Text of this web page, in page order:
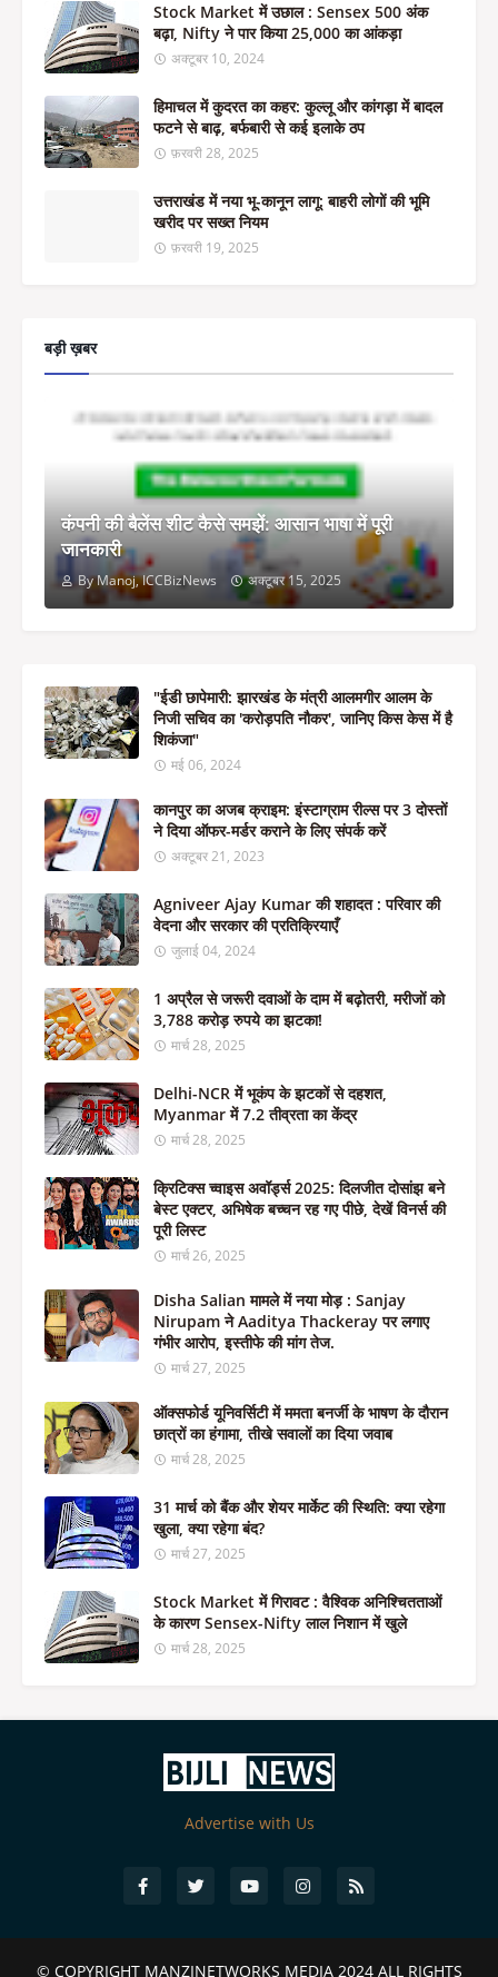
Stock Market में उछाल : Sensex 500 अंक
बढ़ा, Nifty ने पार किया 25,000 का आंकड़ा
अक्टूबर 10, 2024
हिमाचल में कुदरत का कहर: कुल्लू और कांगड़ा में बादल
फटने से बाढ़, बर्फबारी से कई इलाके ठप
फ़रवरी 28, 2025
उत्तराखंड में नया भू-कानून लागू: बाहरी लोगों की भूमि
खरीद पर सख्त नियम
फ़रवरी 19, 2025
बड़ी ख़बर
कंपनी की बैलेंस शीट कैसे समझें: आसान भाषा में पूरी
जानकारी
By Manoj, ICCBizNews अक्टूबर 15, 2025
"ईडी छापेमारी: झारखंड के मंत्री आलमगीर आलम के
निजी सचिव का 'करोड़पति नौकर', जानिए किस केस में है
शिकंजा"
मई 06, 2024
कानपुर का अजब क्राइम: इंस्टाग्राम रील्स पर 3 दोस्तों
ने दिया ऑफर-मर्डर कराने के लिए संपर्क करें
अक्टूबर 21, 2023
Agniveer Ajay Kumar की शहादत : परिवार की
वेदना और सरकार की प्रतिक्रियाएँ
जुलाई 04, 2024
1 अप्रैल से जरूरी दवाओं के दाम में बढ़ोतरी, मरीजों को
3,788 करोड़ रुपये का झटका!
मार्च 28, 2025
Delhi-NCR में भूकंप के झटकों से दहशत,
Myanmar में 7.2 तीव्रता का केंद्र
मार्च 28, 2025
क्रिटिक्स च्वाइस अवॉर्ड्स 2025: दिलजीत दोसांझ बने
बेस्ट एक्टर, अभिषेक बच्चन रह गए पीछे, देखें विनर्स की
पूरी लिस्ट
मार्च 26, 2025
Disha Salian मामले में नया मोड़ : Sanjay
Nirupam ने Aaditya Thackeray पर लगाए
गंभीर आरोप, इस्तीफे की मांग तेज.
मार्च 27, 2025
ऑक्सफोर्ड यूनिवर्सिटी में ममता बनर्जी के भाषण के दौरान
छात्रों का हंगामा, तीखे सवालों का दिया जवाब
मार्च 28, 2025
31 मार्च को बैंक और शेयर मार्केट की स्थिति: क्या रहेगा
खुला, क्या रहेगा बंद?
मार्च 27, 2025
Stock Market में गिरावट : वैश्विक अनिश्चितताओं
के कारण Sensex-Nifty लाल निशान में खुले
मार्च 28, 2025
Advertise with Us
© COPYRIGHT MANZINETWORKS MEDIA 2024ALL RIGHTS